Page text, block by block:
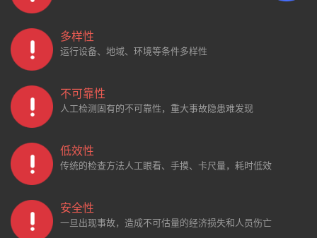
多样性
运行设备、地域、环境等条件多样性
不可靠性
人工检测固有的不可靠性，重大事故隐患难发现
低效性
传统的检查方法人工眼看、手摸、卡尺量，耗时低效
安全性
一旦出现事故，造成不可估量的经济损失和人员伤亡